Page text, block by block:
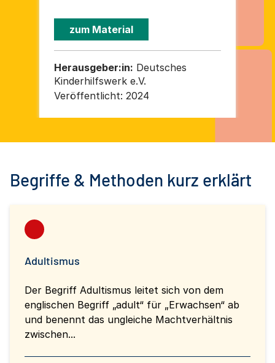
zum Material
Herausgeber:in: Deutsches
Kinderhilfswerk e.V.
Veröffentlicht: 2024
Begriffe & Methoden kurz erklärt
Adultismus
Der Begriff Adultismus leitet sich von dem
englischen Begriff „adult“ für „Erwachsen“ ab
und benennt das ungleiche Machtverhältnis
zwischen...